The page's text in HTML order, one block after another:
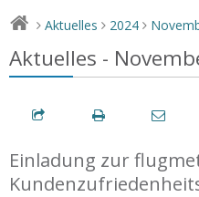
> Aktuelles > 2024 >
Aktuelles -
Einladung zur